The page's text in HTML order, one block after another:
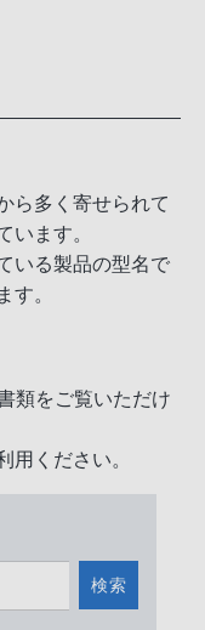
ら多く寄せられて
います。
いる製品の型名で
す。
類をご覧いただけ
用ください。
検索